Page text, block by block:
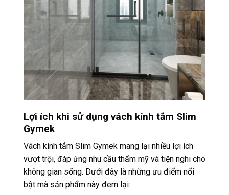
Lợi ích khi sử dụng vách kính tắm Slim
Gymek
Vách kính tắm Slim Gymek mang lại nhiều lợi ích
vượt trội, đáp ứng nhu cầu thẩm mỹ và tiện nghi cho
không gian sống. Dưới đây là những ưu điểm nổi
bật mà sản phẩm này đem lại: